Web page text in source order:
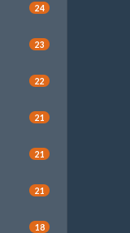
24
23
22
21
21
21
18